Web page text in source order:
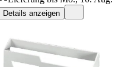
Details anzeigen